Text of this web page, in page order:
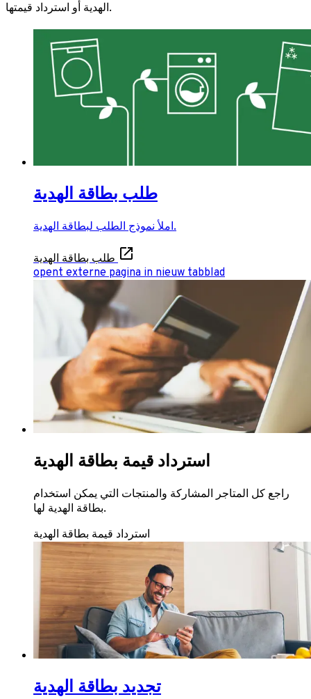
الهدية أو استرداد قيمتها.
طلب بطاقة الهدية
املأ نموذج الطلب لبطاقة الهدية.
طلب بطاقة الهدية
opent externe pagina in nieuw tabblad
استرداد قيمة بطاقة الهدية
راجع كل المتاجر المشاركة والمنتجات التي يمكن استخدام
بطاقة الهدية لها.
استرداد قيمة بطاقة الهدية
تجديد بطاقة الهدية